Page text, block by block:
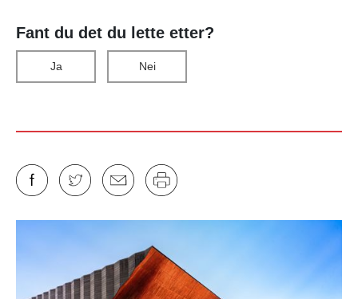
Fant du det du lette etter?
Ja Nei